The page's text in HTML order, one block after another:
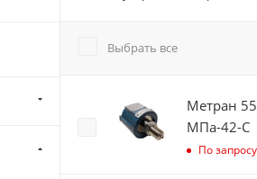
Выбрать все
Метран
МПа-42-С
По запросу